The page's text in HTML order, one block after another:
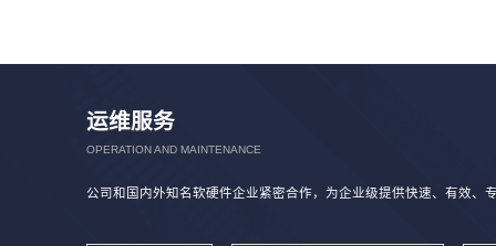
运维服务
OPERATION AND MAINTENANCE
公司和国内外知名软硬件企业紧密合作，为企业级提供快速、有效、